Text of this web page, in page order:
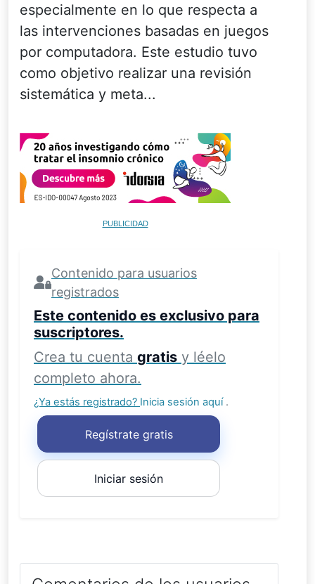
especialmente en lo que respecta a
las intervenciones basadas en juegos
por computadora. Este estudio tuvo
como objetivo realizar una revisión
sistemática y meta...
PUBLICIDAD
Contenido para usuarios
registrados
Este contenido es exclusivo para
suscriptores.
Crea tu cuenta gratis y léelo
completo ahora.
¿Ya estás registrado? Inicia sesión aquí .
Regístrate gratis
Iniciar sesión